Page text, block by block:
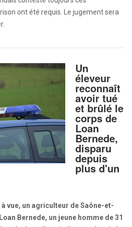
ont été requis. Le jugement sera
Un
éleveur
reconnaît
avoir tué
et brûlé le
corps de
Loan
Bernede,
disparu
depuis
plus d'un
vue, un agriculteur de Saône-et-
Bernede, un jeune homme de 31